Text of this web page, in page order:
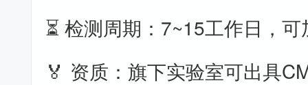
⏳ 检测周期：7~15工作日，
🏅 资质：旗下实验室可出具